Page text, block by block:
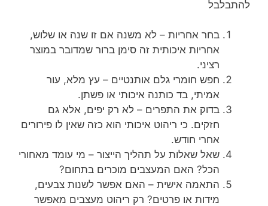
להתבלבל
בחר אחריות – לא משנה אם זו שנה או שלוש,
אחריות איכותית זה סימן ברור שמדובר במוצר
רציני.
חפש חומרי גלם אותנטיים – עץ מלא, עור
אמיתי, בד כותנה איכותי או פשתן.
בדוק את התפרים – לא רק יפים, אלא גם
חזקים. כי ריהוט איכותי הוא כזה שאין לו פירורים
אחרי חודש.
שאל שאלות על תהליך הייצור – מי עומד מאחורי
הכל? האם המעצבים מוכרים בתחום?
התאמה אישית – האם אפשר לשנות צבעים,
מידות או פרטים? רק ריהוט מעצבים מאפשר